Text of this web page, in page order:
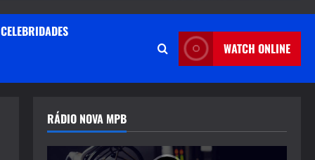
CELEBRIDADES
WATCH ONLINE
RÁDIO NOVA MPB